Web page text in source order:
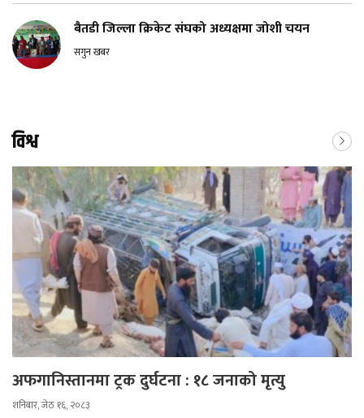
बैतडी जिल्ला क्रिकेट संघको अध्यक्षमा जोशी चयन
सगुन खबर
विश्व
अफगानिस्तानमा ट्रक दुर्घटना : १८ जनाको मृत्यु
शनिबार, जेठ १६, २०८३